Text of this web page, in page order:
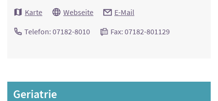
Karte
Webseite E-Mail
Telefon: 07182-8010 Fax: 07182-801129
Geriatrie